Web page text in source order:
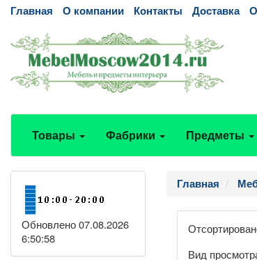
Главная О компании Контакты Доставка
Товары Фабрики Предметы
Обновлено 07.08.2026
6:50:58
Главная
Вид